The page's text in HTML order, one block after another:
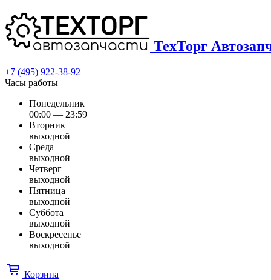
ТехТорг
+7 (495) 922-38-92
Часы работы
Понедельник
00:00 — 23:59
Вторник
выходной
Среда
выходной
Четверг
выходной
Пятница
выходной
Суббота
выходной
Воскресенье
выходной
Корзина